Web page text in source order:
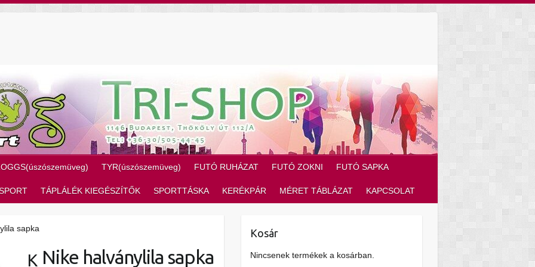
TYR(úszószemüveg) FUTÓ RUHÁZAT FUTÓ ZOKNI FUTÓ SAPKA
TÁPLÁLÉK KIEGÉSZÍTŐK SPORTTÁSKA KERÉKPÁR MÉRET TÁBLÁZAT KAPCSOLAT
sapka
Nike halványlila sapka
K
Kosár
Nincsenek termékek a kosárban.